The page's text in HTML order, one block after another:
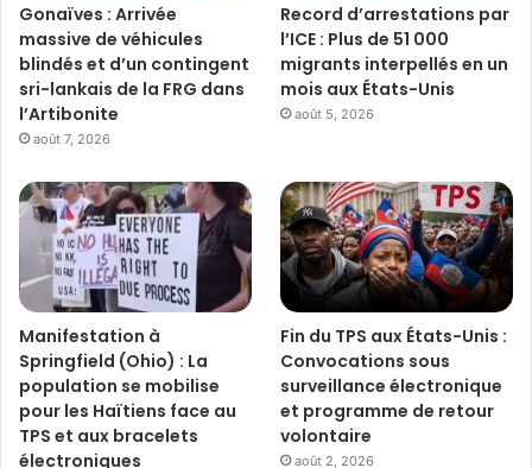
Gonaïves : Arrivée
massive de véhicules
blindés et d’un contingent
sri-lankais de la FRG dans
l’Artibonite
août 7, 2026
Record d’arrestations par
l’ICE : Plus de 51 000
migrants interpellés en un
mois aux États-Unis
août 5, 2026
Manifestation à
Springfield (Ohio) : La
population se mobilise
pour les Haïtiens face au
TPS et aux bracelets
électroniques
Fin du TPS aux États-Unis :
Convocations sous
surveillance électronique
et programme de retour
volontaire
août 2, 2026